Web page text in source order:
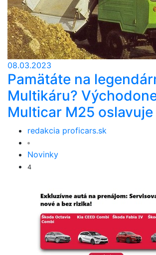
08.03.2023
Pamätáte na
Multikáru?
Multicar M25
redakcia proficars.sk
Novinky
4